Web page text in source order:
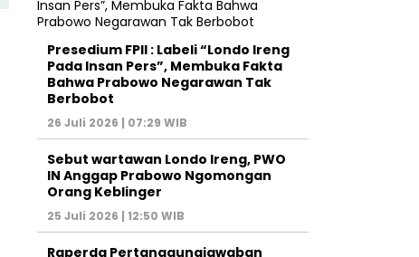
Presedium FPII : Labeli “Londo Ireng
Pada Insan Pers”, Membuka Fakta
Bahwa Prabowo Negarawan Tak
Berbobot
26 Juli 2026 | 07:29 WIB
Sebut wartawan Londo Ireng, PWO
IN Anggap Prabowo Ngomongan
Orang Keblinger
25 Juli 2026 | 12:50 WIB
Raperda Pertanggungjawaban